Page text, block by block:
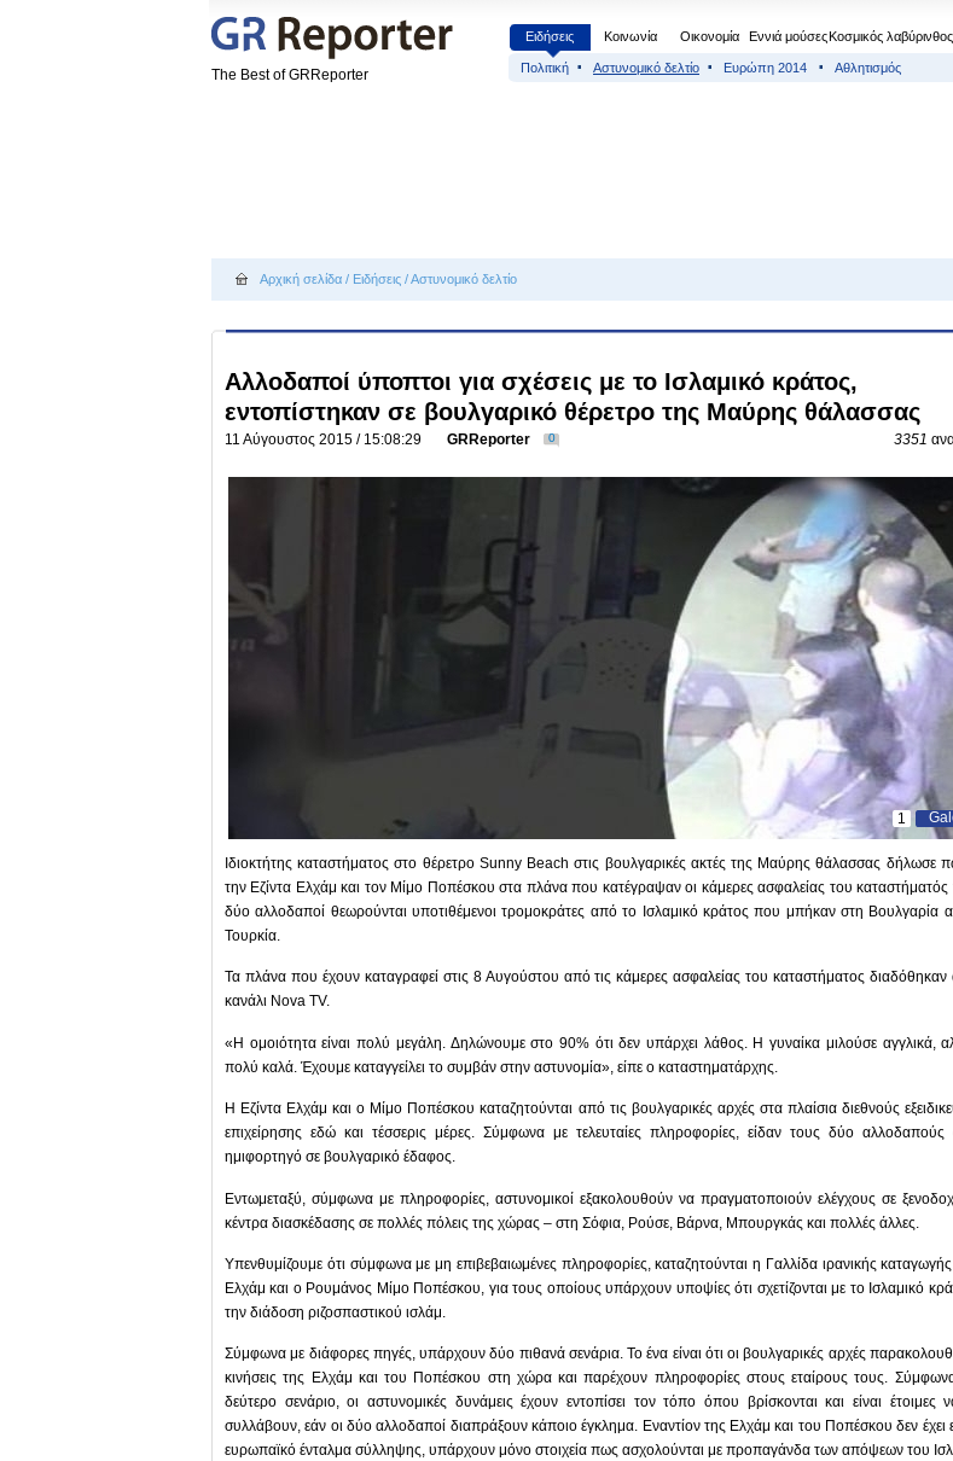
The Best of GRReporter
Ειδήσεις Κοινωνία Οικονομία Εννιά μούσεςΚοσμικός λαβύρινθος
Πολιτική Αστυνομικό δελτίο Ευρώπη 2014 Αθλητισμός
Αρχική σελίδα / Ειδήσεις /Αστυνομικό δελτίο
Αλλοδαποί ύποπτοι για σχέσεις με το Ισλαμικό κράτος,
εντοπίστηκαν σε βουλγαρικό θέρετρο της Μαύρης θάλασσας
11 Αύγουστος 2015 / 15:08:29 GRReporter 0 3351
1
Ιδιοκτήτης καταστήματος στο θέρετρο Sunny Beach στις βουλγαρικές ακτές της Μαύρης θάλασσας δήλωσε
την Εζίντα Ελχάμ και τον Μίμο Ποπέσκου στα πλάνα που κατέγραψαν οι κάμερες ασφαλείας του καταστήματός
δύο αλλοδαποί θεωρούνται υποτιθέμενοι τρομοκράτες από το Ισλαμικό κράτος που μπήκαν στη Βουλγαρία
Τουρκία.
Τα πλάνα που έχουν καταγραφεί στις 8 Αυγούστου από τις κάμερες ασφαλείας του καταστήματος
κανάλι Nova TV.
«Η ομοιότητα είναι πολύ μεγάλη. Δηλώνουμε στο 90% ότι δεν υπάρχει λάθος. Η γυναίκα μιλούσε αγγλικά,
πολύ καλά. Έχουμε καταγγείλει το συμβάν στην αστυνομία», είπε ο καταστηματάρχης.
Η Εζίντα Ελχάμ και ο Μίμο Ποπέσκου καταζητούνται από τις βουλγαρικές αρχές στα πλαίσια διεθνούς
επιχείρησης εδώ και τέσσερις μέρες. Σύμφωνα με τελευταίες πληροφορίες, είδαν τους δύο αλλοδαπούς
ημιφορτηγό σε βουλγαρικό έδαφος.
Εντωμεταξύ, σύμφωνα με πληροφορίες, αστυνομικοί εξακολουθούν να πραγματοποιούν ελέγχους σε
κέντρα διασκέδασης σε πολλές πόλεις της χώρας – στη Σόφια, Ρούσε, Βάρνα, Μπουργκάς και πολλές άλλες.
Υπενθυμίζουμε ότι σύμφωνα με μη επιβεβαιωμένες πληροφορίες, καταζητούνται η Γαλλίδα ιρανικής καταγωγής
Ελχάμ και ο Ρουμάνος Μίμο Ποπέσκου, για τους οποίους υπάρχουν υποψίες ότι σχετίζονται με το Ισλαμικό
την διάδοση ριζοσπαστικού ισλάμ.
Σύμφωνα με διάφορες πηγές, υπάρχουν δύο πιθανά σενάρια. Το ένα είναι ότι οι βουλγαρικές αρχές
κινήσεις της Ελχάμ και του Ποπέσκου στη χώρα και παρέχουν πληροφορίες στους εταίρους τους.
δεύτερο σενάριο, οι αστυνομικές δυνάμεις έχουν εντοπίσει τον τόπο όπου βρίσκονται και είναι έτοιμες
συλλάβουν, εάν οι δύο αλλοδαποί διαπράξουν κάποιο έγκλημα. Εναντίον της Ελχάμ και του Ποπέσκου δεν έχει
ευρωπαϊκό ένταλμα σύλληψης, υπάρχουν μόνο στοιχεία πως ασχολούνται με προπαγάνδα των απόψεων του